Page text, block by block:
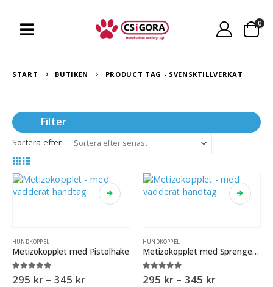
0
START BUTIKEN PRODUCT TAG - SVENSKTILLVERKAT
Filter
Sortera efter:
HUNDKOPPEL
Metizokopplet med Pistolhake
5.00out of 5
295 kr – 345 kr
HUNDKOPPEL
Metizokopplet med Sprengerhake
5.00out of 5
295 kr – 345 kr